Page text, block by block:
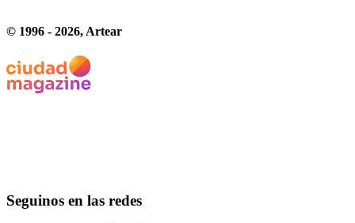
© 1996 - 2026, Artear
Seguinos en las redes